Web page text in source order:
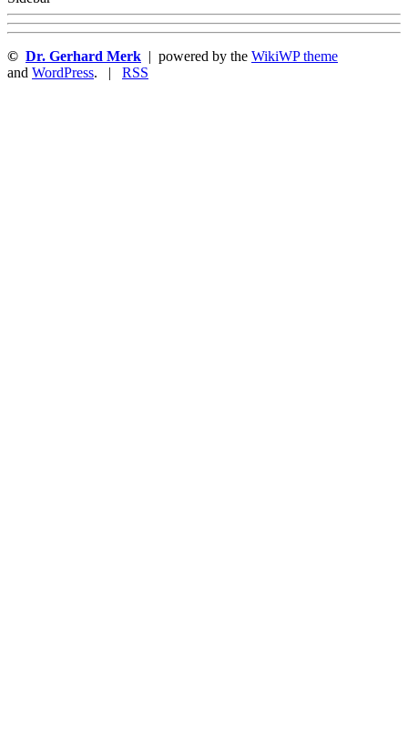
© Dr. Gerhard Merk | powered by the WikiWP theme
and WordPress. | RSS